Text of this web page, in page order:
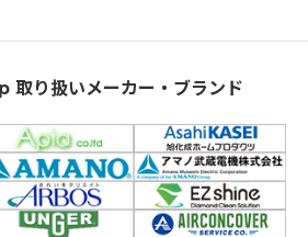
取り扱いメーカー・ブランド